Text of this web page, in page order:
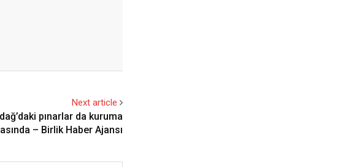
Next article
pınarlar da kuruma
– Birlik Haber Ajansı